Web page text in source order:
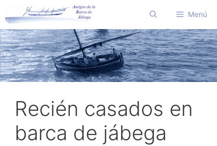
al
contenido
Menú
Recién casados en
barca de jábega